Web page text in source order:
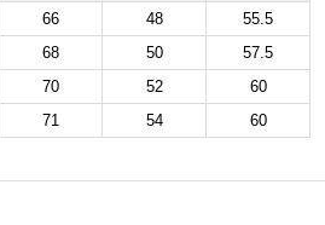
66 48
55.5
68 50
57.5
70 52
60
71 54 60